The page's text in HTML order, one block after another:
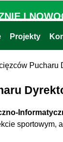
I
Projekty
Pucharu
sportowym,